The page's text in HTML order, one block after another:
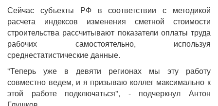
Сейчас субъекты РФ в соответствии с методикой
расчета индексов изменения сметной стоимости
строительства рассчитывают показатели оплаты труда
рабочих самостоятельно, используя
среднестатистические данные.
"Теперь уже в девяти регионах мы эту работу
совместно ведем, и я призываю коллег максимально к
этой работе подключаться", - подчеркнул Антон